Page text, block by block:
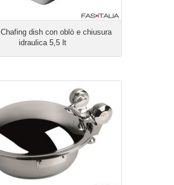
Chafing dish con oblò e chiusura
idraulica 5,5 lt